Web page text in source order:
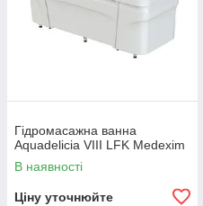
Гідромасажна ванна
Aquadelicia VIII LFK Medexim
В наявності
Ціну уточнюйте